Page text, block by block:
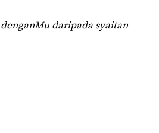
daripada syaitan